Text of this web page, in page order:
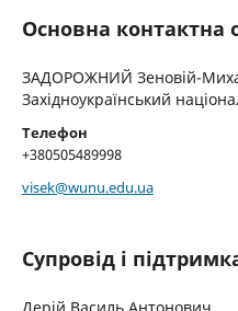
Основна контактна
ЗАДОРОЖНИЙ Зеновій-
Західноукраїнський
Телефон
+380505489998
visek@wunu.edu.ua
Супровід і